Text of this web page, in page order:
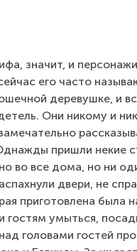
значит, и
его часто
деревушке, и
Они никому и
пришли некие
во все дома, но ни
двери, не
приготовлена была
гостям умыться,
головами гостей